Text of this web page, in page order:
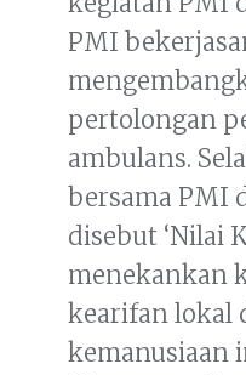
PMI
pertolongan
ambulans.
bersama PMI
disebut ‘Nilai
menekankan
kearifan lokal
kemanusiaan